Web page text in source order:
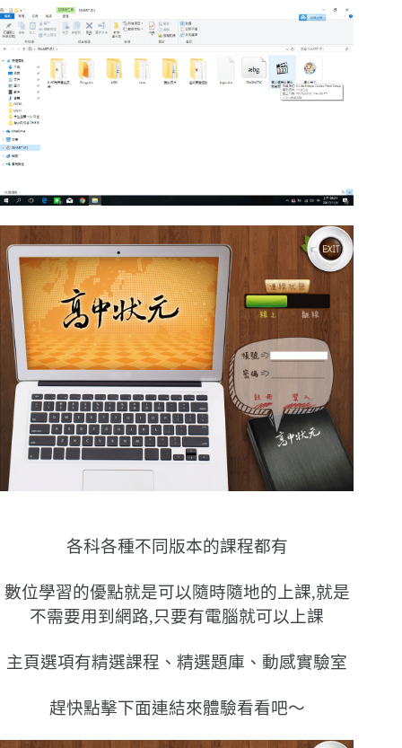
各科各種不同版本的課程都有
數位學習的優點就是可以隨時隨地的上課,就是
不需要用到網路,只要有電腦就可以上課
主頁選項有精選課程、精選題庫、動感實驗室
趕快點擊下面連結來體驗看看吧〜